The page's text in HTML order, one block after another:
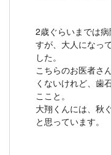
2歳ぐらいまでは
すが、大人になっ
した。
こちらのお医者さ
くないけれど、歯
ここと。
大翔くんには、秋
と思っています。